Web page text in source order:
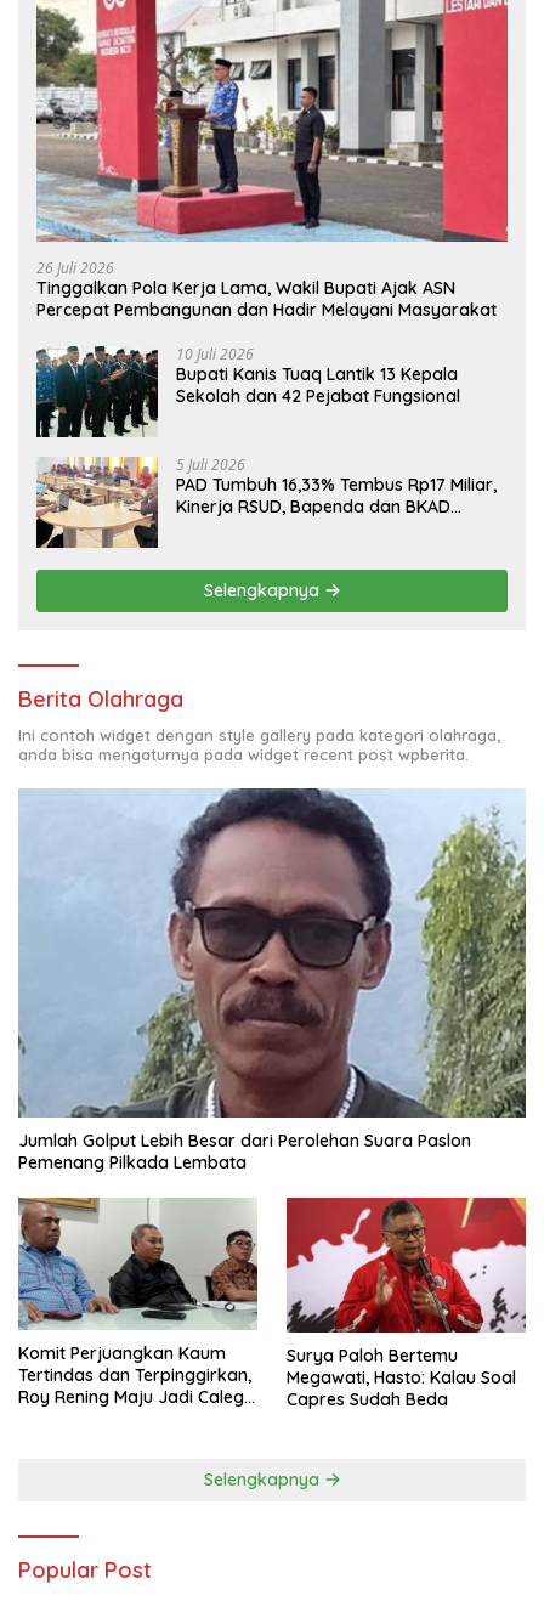
26 Juli 2026
Tinggalkan Pola Kerja Lama, Wakil Bupati Ajak ASN
Percepat Pembangunan dan Hadir Melayani Masyarakat
10 Juli 2026
Bupati Kanis Tuaq Lantik 13 Kepala
Sekolah dan 42 Pejabat Fungsional
5 Juli 2026
PAD Tumbuh 16,33% Tembus Rp17 Miliar,
Kinerja RSUD, Bapenda dan BKAD
Selengkapnya
Berita Olahraga
Ini contoh widget dengan style gallery pada kategori olahraga,
anda bisa mengaturnya pada widget recent post wpberita.
Jumlah Golput Lebih Besar dari Perolehan Suara Paslon
Pemenang Pilkada Lembata
Komit Perjuangkan Kaum
Tertindas dan Terpinggirkan,
Roy Rening Maju Jadi Caleg
Surya Paloh Bertemu
Megawati, Hasto: Kalau Soal
Capres Sudah Beda
Selengkapnya
Popular Post